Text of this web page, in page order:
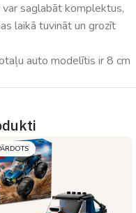
saglabāt komplektus,
laikā tuvināt un grozīt
auto modelītis ir 8 cm